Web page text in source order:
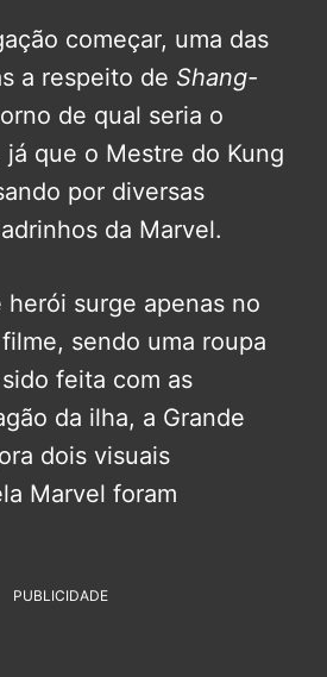
começar, uma das
a respeito de Shang-
de qual seria o
que o Mestre do Kung
por diversas
da Marvel.
herói surge apenas no
sendo uma roupa
feita com as
da ilha, a Grande
dois visuais
Marvel foram
PUBLICIDADE